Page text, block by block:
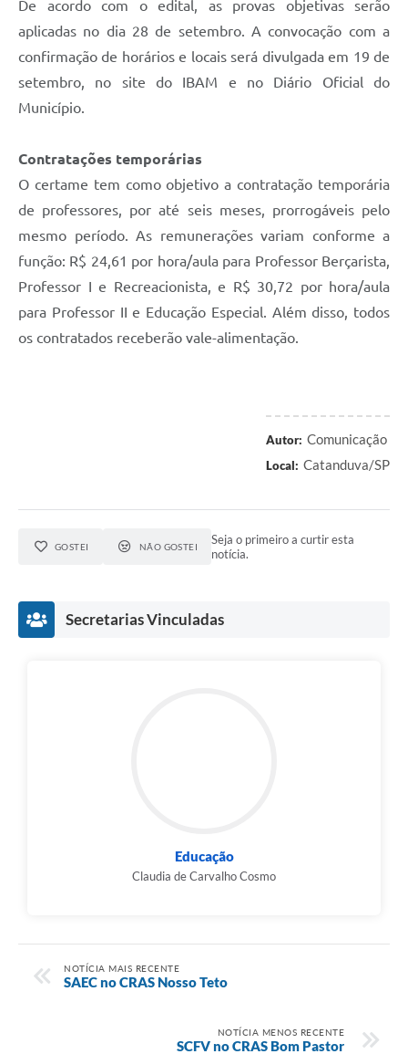
De acordo com o edital, as provas objetivas serão
aplicadas no dia 28 de setembro. A convocação com a
confirmação de horários e locais será divulgada em 19 de
setembro, no site do IBAM e no Diário Oficial do
Município.
Contratações temporárias
O certame tem como objetivo a contratação temporária
de professores, por até seis meses, prorrogáveis pelo
mesmo período. As remunerações variam conforme a
função: R$ 24,61 por hora/aula para Professor Berçarista,
Professor I e Recreacionista, e R$ 30,72 por hora/aula
para Professor II e Educação Especial. Além disso, todos
os contratados receberão vale-alimentação.
Autor: Comunicação
Local: Catanduva/SP
GOSTEI NÃO GOSTEI
Seja o primeiro a curtir esta
notícia.
Secretarias Vinculadas
Educação
Claudia de Carvalho Cosmo
NOTÍCIA MAIS RECENTE
SAEC no CRAS Nosso Teto
NOTÍCIA MENOS RECENTE
SCFV no CRAS Bom Pastor